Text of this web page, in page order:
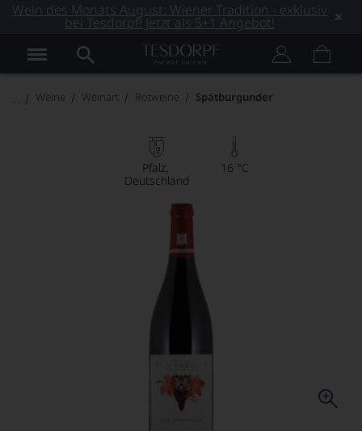
Wein des Monats August: Wiener Tradition - exklusiv
bei Tesdorpf! Jetzt als 5+1 Angebot!
Weine Weinart Rotweine Spätburgunder
Pfalz
Deutschland
16 °C